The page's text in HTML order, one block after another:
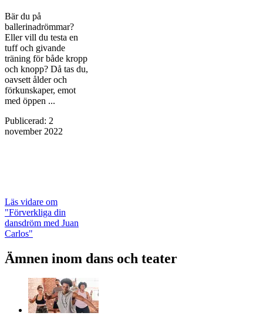
Bär du på
ballerinadrömmar?
Eller vill du testa en
tuff och givande
träning för både kropp
och knopp? Då tas du,
oavsett ålder och
förkunskaper, emot
med öppen ...
Publicerad: 2
november 2022
Läs vidare om
"Förverkliga din
dansdröm med Juan
Carlos"
Ämnen inom dans och teater